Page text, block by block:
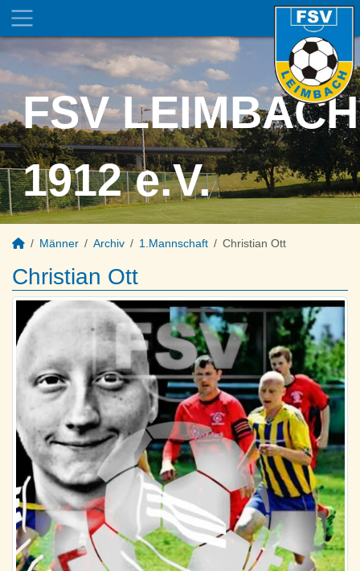
FSV LEIMBACH
1912 e.V.
Männer Archiv 1.Mannschaft Christian Ott
Christian Ott